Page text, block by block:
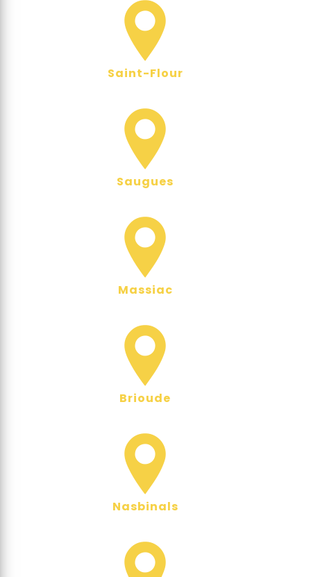
Saint-Flour
Saugues
Massiac
Brioude
Nasbinals